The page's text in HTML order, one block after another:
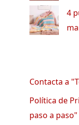
4
Contacta a
Política de
paso a paso"